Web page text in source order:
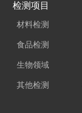
检测项目
材料检测
食品检测
生物领域
其他检测